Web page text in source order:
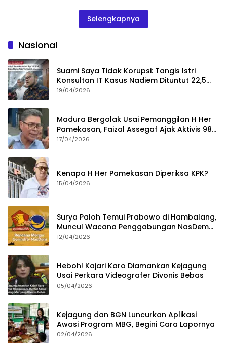
Selengkapnya
Nasional
Suami Saya Tidak Korupsi: Tangis Istri
Konsultan IT Kasus Nadiem Dituntut 22,5
Tahun
19/04/2026
Madura Bergolak Usai Pemanggilan H Her
Pamekasan, Faizal Assegaf Ajak Aktivis 98
Bongkar Permainan KPK
17/04/2026
Kenapa H Her Pamekasan Diperiksa KPK?
15/04/2026
Surya Paloh Temui Prabowo di Hambalang,
Muncul Wacana Penggabungan NasDem
dan Gerindra
12/04/2026
Heboh! Kajari Karo Diamankan Kejagung
Usai Perkara Videografer Divonis Bebas
05/04/2026
Kejagung dan BGN Luncurkan Aplikasi
Awasi Program MBG, Begini Cara Lapornya
02/04/2026